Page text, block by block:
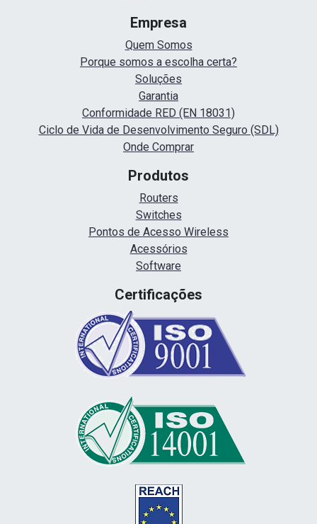
Empresa
Quem Somos
Porque somos a escolha certa?
Soluções
Garantia
Conformidade RED (EN 18031)
Ciclo de Vida de Desenvolvimento Seguro (SDL)
Onde Comprar
Produtos
Routers
Switches
Pontos de Acesso Wireless
Acessórios
Software
Certificações